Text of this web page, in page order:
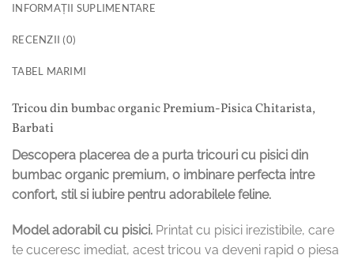
INFORMAȚII SUPLIMENTARE
RECENZII (0)
TABEL MARIMI
Tricou din bumbac organic Premium-Pisica Chitarista,
Barbati
Descopera placerea de a purta tricouri cu pisici din
bumbac organic premium, o imbinare perfecta intre
confort, stil si iubire pentru adorabilele feline.
Model adorabil cu pisici. Printat cu pisici irezistibile, care
te cuceresc imediat, acest tricou va deveni rapid o piesa